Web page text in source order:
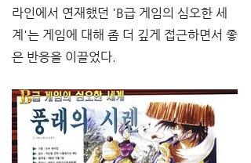
라인에서 연재했던 'B급 게임의 심오한 세
계'는 게임에 대해 좀 더 깊게 접근하면서 좋
은 반응을 이끌었다.